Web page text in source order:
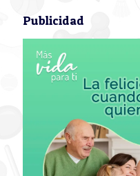
Publicidad